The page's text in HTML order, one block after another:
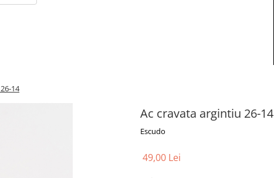
14
Ac cravata argintiu 26-14
Escudo
49,00 Lei